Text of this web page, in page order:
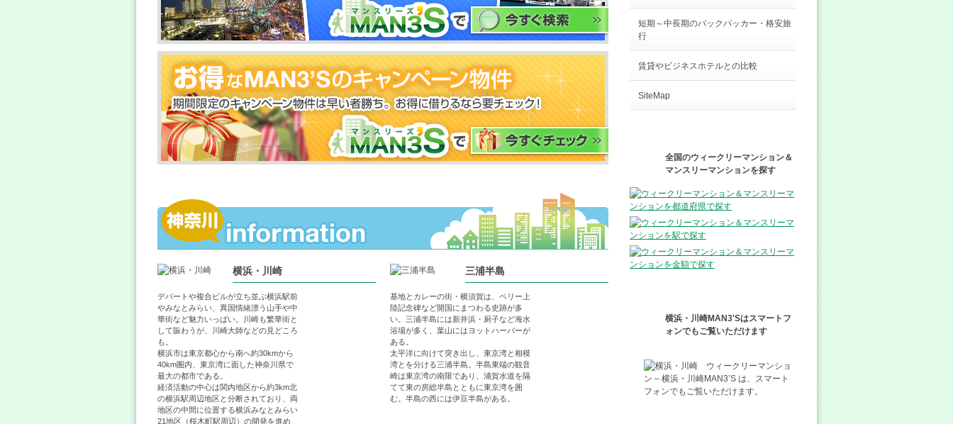
横浜・川崎
デパートや複合ビルが立ち並ぶ横浜駅前
やみなとみらい、異国情緒漂う山手や中
華街など魅力いっぱい。川崎も繁華街と
して賑わうが、川崎大師などの見どころ
も。
横浜市は東京都心から南へ約30kmから
40km圏内、東京湾に面した神奈川県で
最大の都市である。
経済活動の中心は関内地区から約3km北
の横浜駅周辺地区と分断されており、両
地区の中間に位置する横浜みなとみらい
21地区（桜木町駅周辺）の開発を進め
三浦半島
基地とカレーの街・横須賀は、ペリー上
陸記念碑など開国にまつわる史跡が多
い。三浦半島には新井浜・厨子など海水
浴場が多く、葉山にはヨットハーバーが
ある。
太平洋に向けて突き出し、東京湾と相模
湾とを分ける三浦半島。半島東端の観音
崎は東京湾の南限であり、浦賀水道を隔
てて東の房総半島とともに東京湾を囲
む。半島の西には伊豆半島がある。
短期～中長期のバックパッカー・格安旅
行
賃貸やビジネスホテルとの比較
SiteMap
全国のウィークリーマンション＆
マンスリーマンションを探す
横浜・川崎MAN3'Sはスマートフ
ォンでもご覧いただけます